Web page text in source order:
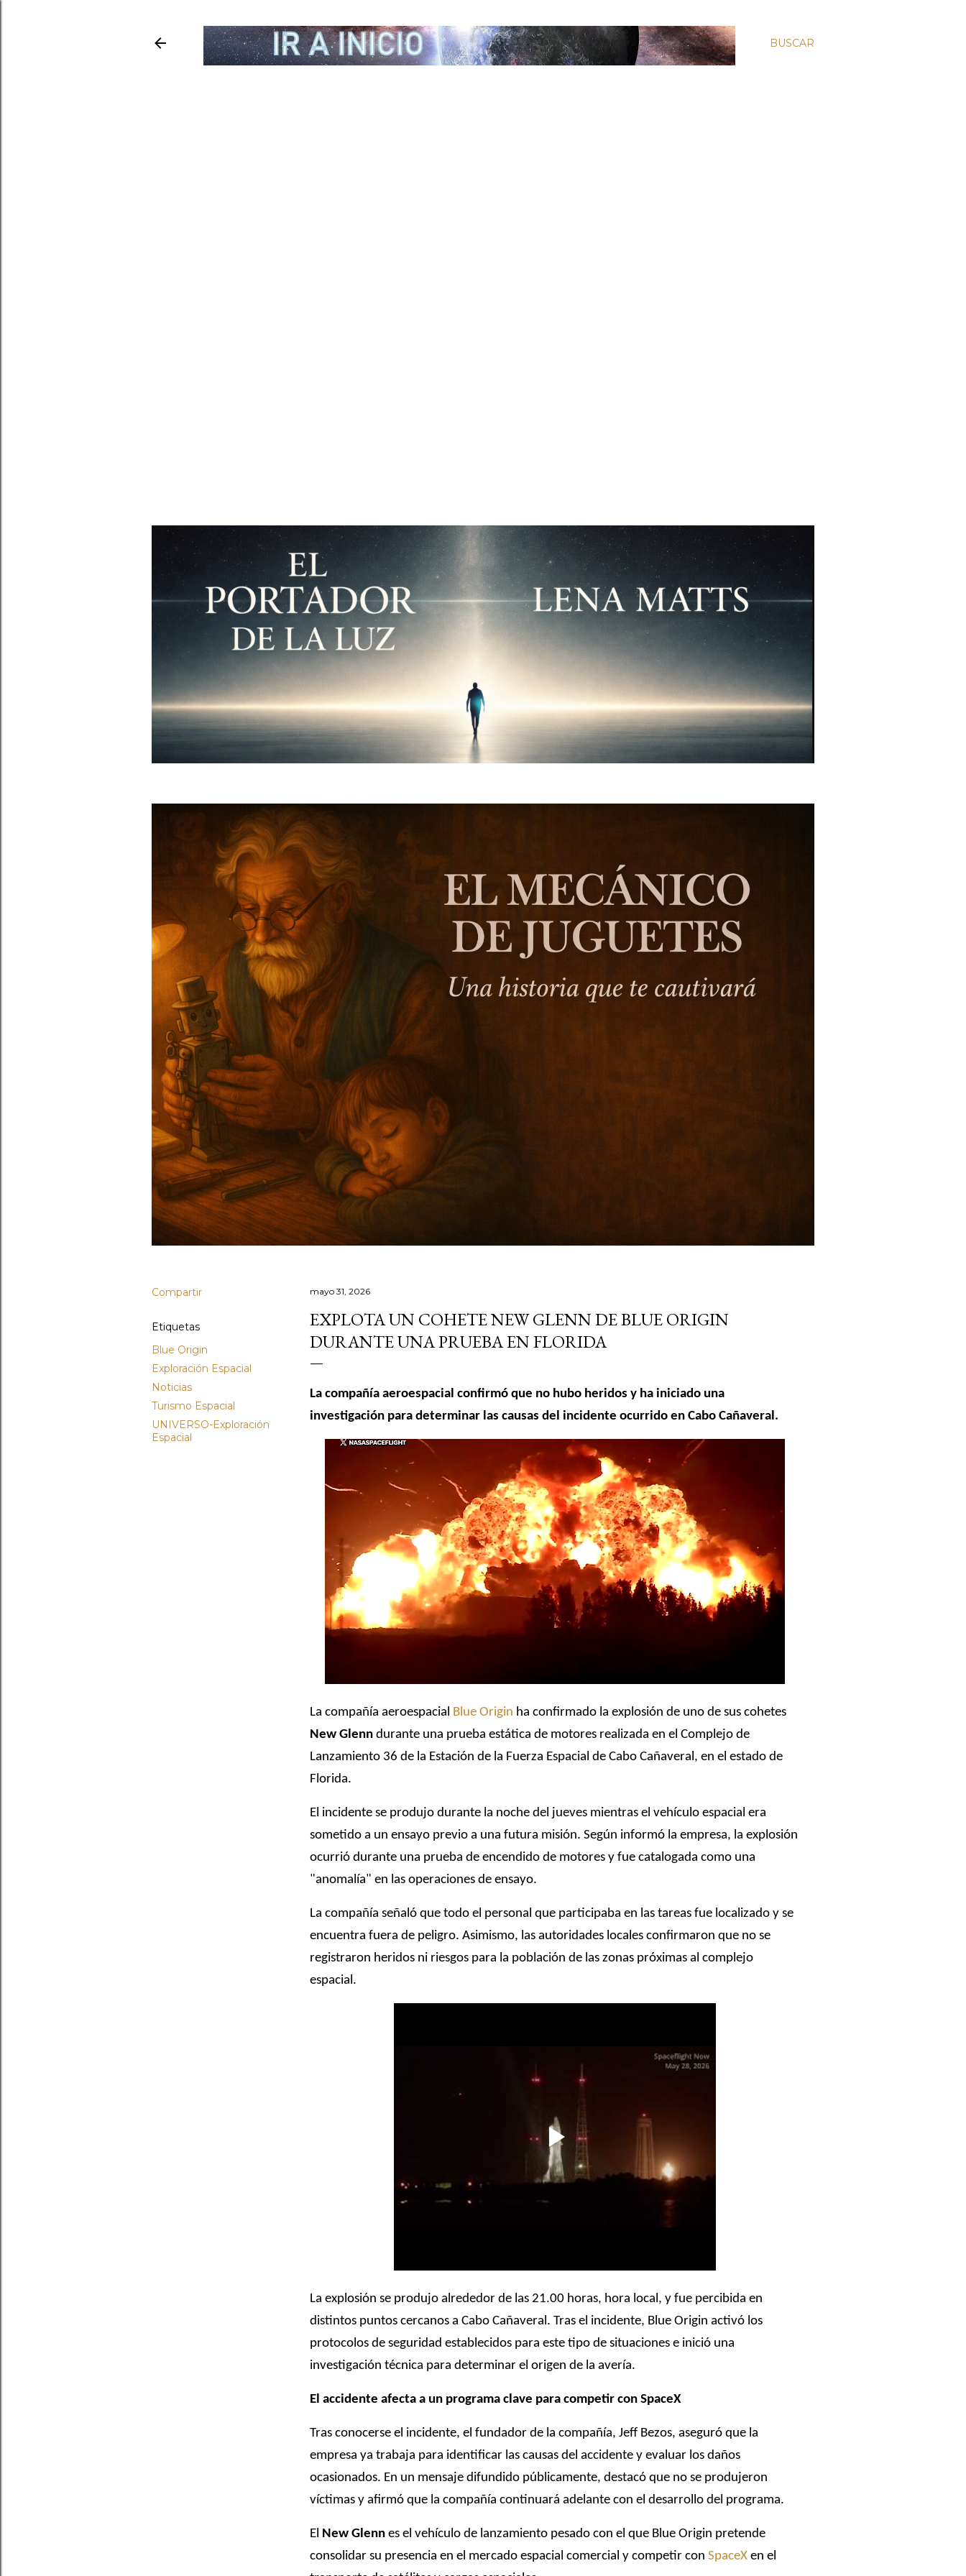
BUSCAR
Compartir
Etiquetas
Blue Origin
Exploración Espacial
Noticias
Turismo Espacial
UNIVERSO-Exploración
Espacial
mayo 31, 2026
EXPLOTA UN COHETE NEW GLENN DE BLUE ORIGIN
DURANTE UNA PRUEBA EN FLORIDA
La compañía aeroespacial confirmó que no hubo heridos y ha iniciado una
investigación para determinar las causas del incidente ocurrido en Cabo Cañaveral.
La compañía aeroespacial Blue Origin ha confirmado la explosión de uno de sus cohetes
New Glenn durante una prueba estática de motores realizada en el Complejo de
Lanzamiento 36 de la Estación de la Fuerza Espacial de Cabo Cañaveral, en el estado de
Florida.
El incidente se produjo durante la noche del jueves mientras el vehículo espacial era
sometido a un ensayo previo a una futura misión. Según informó la empresa, la explosión
ocurrió durante una prueba de encendido de motores y fue catalogada como una
"anomalía" en las operaciones de ensayo.
La compañía señaló que todo el personal que participaba en las tareas fue localizado y se
encuentra fuera de peligro. Asimismo, las autoridades locales confirmaron que no se
registraron heridos ni riesgos para la población de las zonas próximas al complejo
espacial.
La explosión se produjo alrededor de las 21.00 horas, hora local, y fue percibida en
distintos puntos cercanos a Cabo Cañaveral. Tras el incidente, Blue Origin activó los
protocolos de seguridad establecidos para este tipo de situaciones e inició una
investigación técnica para determinar el origen de la avería.
El accidente afecta a un programa clave para competir con SpaceX
Tras conocerse el incidente, el fundador de la compañía, Jeff Bezos, aseguró que la
empresa ya trabaja para identificar las causas del accidente y evaluar los daños
ocasionados. En un mensaje difundido públicamente, destacó que no se produjeron
víctimas y afirmó que la compañía continuará adelante con el desarrollo del programa.
El New Glenn es el vehículo de lanzamiento pesado con el que Blue Origin pretende
consolidar su presencia en el mercado espacial comercial y competir con SpaceX en el